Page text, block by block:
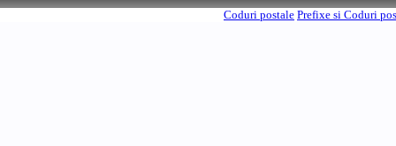
Coduri postale Prefixe si Coduri